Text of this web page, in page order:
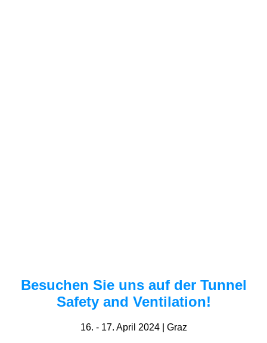
Besuchen Sie uns auf der Tunnel
Safety and Ventilation!
16. - 17. April 2024 | Graz